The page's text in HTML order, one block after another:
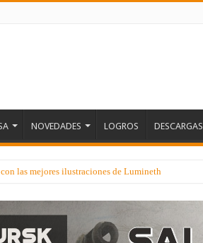
NOVEDADES LOGROS DESCARGAS
las mejores ilustraciones de Lumineth